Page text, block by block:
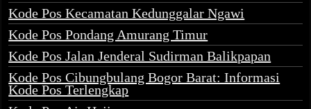
Kode Pos Kecamatan Kedunggalar Ngawi
Kode Pos Pondang Amurang Timur
Kode Pos Jalan Jenderal Sudirman Balikpapan
Kode Pos Cibungbulang Bogor Barat: Informasi
Kode Pos Terlengkap